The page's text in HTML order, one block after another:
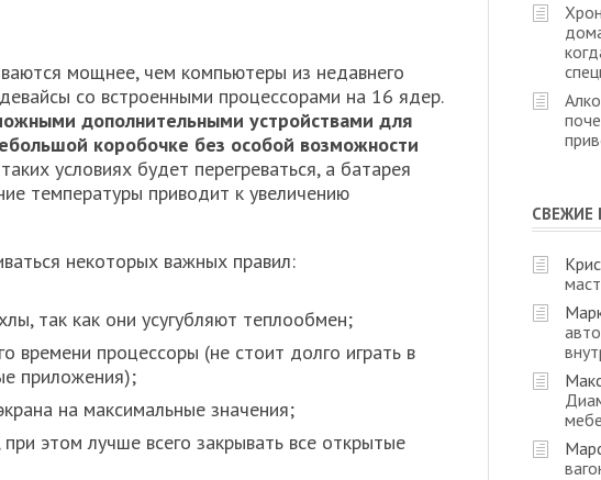
мощнее, чем компьютеры из недавнего
со встроенными процессорами на 16 ядер.
дополнительными устройствами для
коробочке без особой возможности
условиях будет перегреваться, а батарея
температуры приводит к увеличению
некоторых важных правил:
так как они усугубляют теплообмен;
времени процессоры (не стоит долго играть в
приложения);
на максимальные значения;
этом лучше всего закрывать все открытые
СВЕЖИЕ